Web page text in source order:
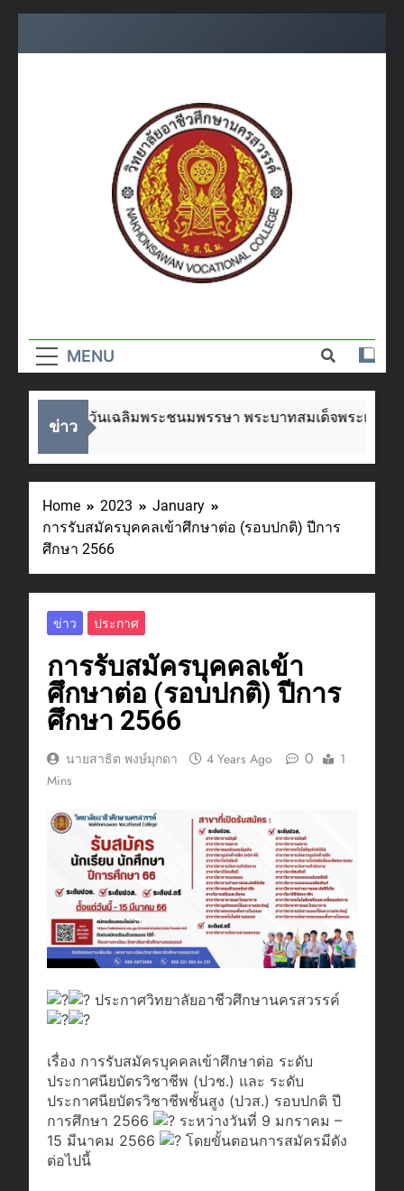
อาชีวศึกษา
นครสวรรค์
MENU
ข่าว
งในโอกาสวันเฉลิมพระชนมพรรษา พระบาทสมเด็จพระเจ้าอยู่
Home 2023
January
การรับสมัครบุคคลเข้าศึกษาต่อ (รอบปกติ) ปีการ
ศึกษา 2566
ข่าว ประกาศ
การรับสมัครบุคคลเข้า
ศึกษาต่อ (รอบปกติ) ปีการ
ศึกษา 2566
นายสาธิต พงษ์มุกดา 4 Years Ago 0
1
Mins
ประกาศวิทยาลัยอาชีวศึกษานครสวรรค์
เรื่อง การรับสมัครบุคคลเข้าศึกษาต่อ ระดับ
ประกาศนียบัตรวิชาชีพ (ปวช.) และ ระดับ
ประกาศนียบัตรวิชาชีพชั้นสูง (ปวส.) รอบปกติ ปี
การศึกษา 2566
ระหว่างวันที่ 9 มกราคม –
15 มีนาคม 2566
โดยขั้นตอนการสมัครมีดัง
ต่อไปนี้